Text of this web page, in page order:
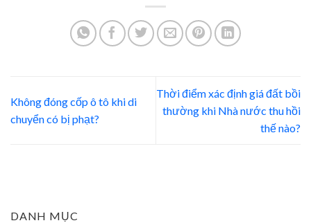
Không đóng cốp ô tô khi di
chuyển có bị phạt?
Thời điểm xác định giá đất bồi
thường khi Nhà nước thu hồi
thế nào?
DANH MỤC